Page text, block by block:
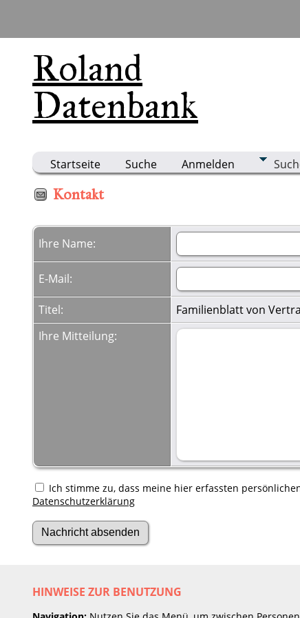
Roland
Datenbank
Startseite Suche Anmelden
Kontakt
Ihre Name:
E-Mail:
Titel:
Familienblatt von
Ihre Mitteilung:
Ich stimme zu, dass meine hier erfassten
Datenschutzerklärung
HINWEISE ZUR BENUTZUNG